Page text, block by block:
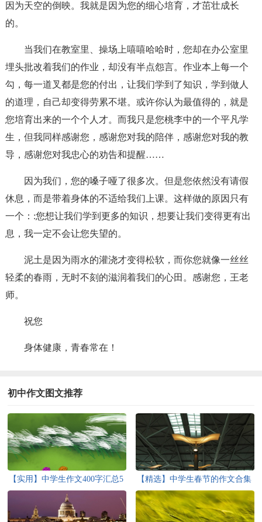
因为天空的倒映。我就是因为您的细心培育，才茁壮成长
的。
当我们在教室里、操场上嘻嘻哈哈时，您却在办公室里
埋头批改着我们的作业，却没有半点怨言。作业本上每一个
勾，每一道叉都是您的付出，让我们学到了知识，学到做人
的道理，自己却变得劳累不堪。或许你认为最值得的，就是
您培育出来的一个个人才。而我只是您桃李中的一个平凡学
生，但我同样感谢您，感谢您对我的陪伴，感谢您对我的教
导，感谢您对我忠心的劝告和提醒……
因为我们，您的嗓子哑了很多次。但是您依然没有请假
休息，而是带着身体的不适给我们上课。这样做的原因只有
一个：:您想让我们学到更多的知识，想要让我们变得更有出
息，我一定不会让您失望的。
泥土是因为雨水的灌浇才变得松软，而你您就像一丝丝
轻柔的春雨，无时不刻的滋润着我们的心田。感谢您，王老
师。
祝您
身体健康，青春常在！
初中作文图文推荐
【实用】中学生作文400字汇总5
篇
【精选】中学生春节的作文合集